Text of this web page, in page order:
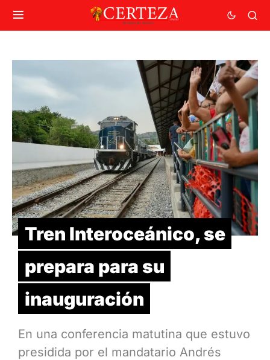
Tren Interoceánico, se
prepara para su
inauguración
En una conferencia matutina que estuvo
presidida por el mandatario Andrés